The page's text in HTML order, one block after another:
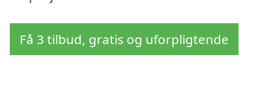
Få 3 tilbud, gratis og uforpligtende